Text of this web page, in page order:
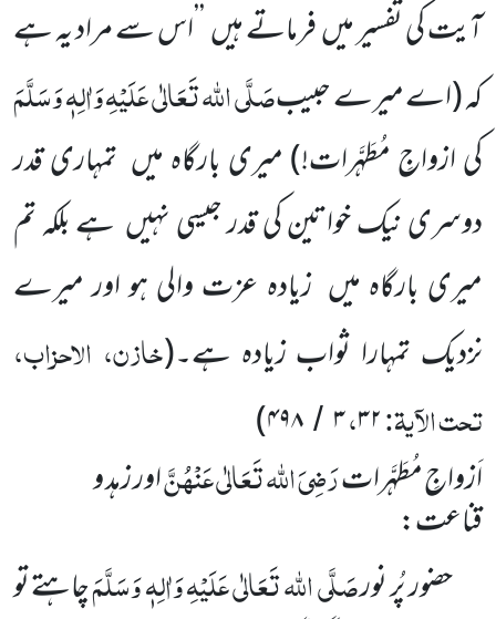
آیت کی تفسیر میںفرماتے ہیں’’اس سے مراد یہ ہے
کہ(اے میرے حبیبصَلَّی اللہ تَعَالٰی عَلَیْہِ وَاٰلِہٖ وَسَلَّمَ
کی ازواجِ مُطَہَّرات!)میری بارگاہ میں تمہاری قدر
دوسری نیک خواتین کی قدر جیسی نہیں ہے بلکہ تم
میری بارگاہ میں زیادہ عزت والی ہو اور میرے
نزدیک تمہارا ثواب زیادہ ہے۔(خازن، الاحزاب،
تحت الآیۃ:۳۲،۳ / ۴۹۸)
اَزواجِ مُطَہَّراترَضِیَ اللہ تَعَالٰی عَنْہُنَّاور زہد و
قناعت:
حضور پُر نورصَلَّی اللہ تَعَالٰی عَلَیْہِ وَاٰلِہٖوَسَلَّمَچاہتےتو